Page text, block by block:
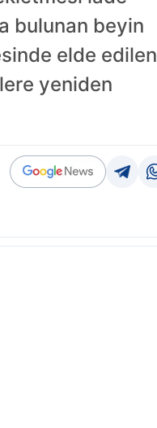
bulunan beyin
elde edilen
yeniden